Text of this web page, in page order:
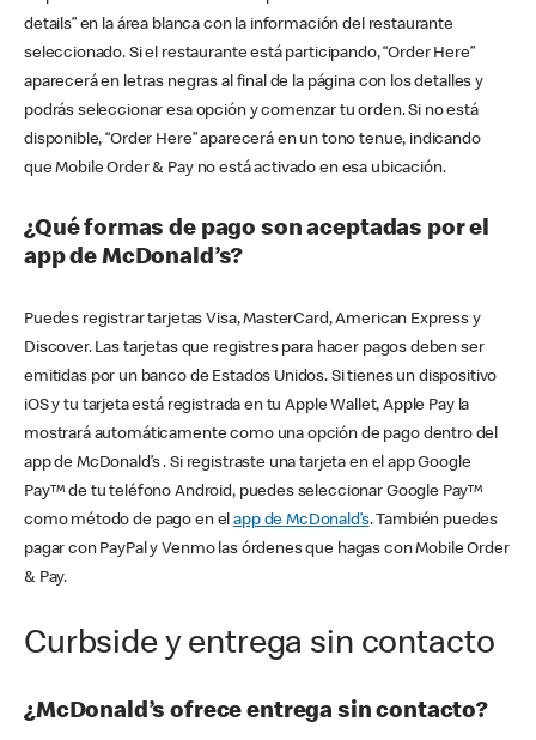
details” en la área blanca con la información del restaurante
seleccionado. Si el restaurante está participando, “Order Here”
aparecerá en letras negras al final de la página con los detalles y
podrás seleccionar esa opción y comenzar tu orden. Si no está
disponible, “Order Here” aparecerá en un tono tenue, indicando
que Mobile Order & Pay no está activado en esa ubicación.
¿Qué formas de pago son aceptadas por el
app de McDonald’s?
Puedes registrar tarjetas Visa, MasterCard, American Express y
Discover. Las tarjetas que registres para hacer pagos deben ser
emitidas por un banco de Estados Unidos. Si tienes un dispositivo
iOS y tu tarjeta está registrada en tu Apple Wallet, Apple Pay la
mostrará automáticamente como una opción de pago dentro del
app de McDonald’s . Si registraste una tarjeta en el app Google
Pay™ de tu teléfono Android, puedes seleccionar Google Pay™
como método de pago en elapp de McDonald’s. También puedes
pagar con PayPal y Venmo las órdenes que hagas con Mobile Order
& Pay.
Curbside y entrega sin contacto
¿McDonald’s ofrece entrega sin contacto?